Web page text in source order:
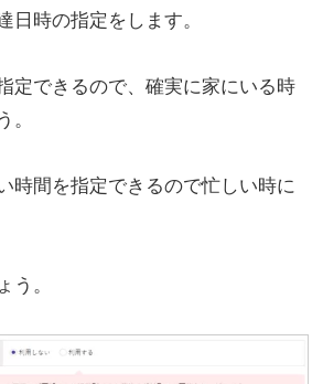
日時の指定をします。
定できるので、確実に家にいる時
。
時間を指定できるので忙しい時に
う。